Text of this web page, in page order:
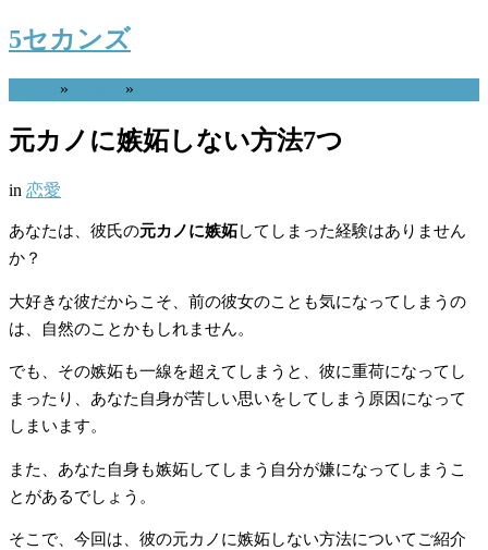
5セカンズ
» »
元カノに嫉妬しない方法7つ
in 恋愛
あなたは、彼氏の元カノに嫉妬してしまった経験はありません
か？
大好きな彼だからこそ、前の彼女のことも気になってしまうの
は、自然のことかもしれません。
でも、その嫉妬も一線を超えてしまうと、彼に重荷になってし
まったり、あなた自身が苦しい思いをしてしまう原因になって
しまいます。
また、あなた自身も嫉妬してしまう自分が嫌になってしまうこ
とがあるでしょう。
そこで、今回は、彼の元カノに嫉妬しない方法についてご紹介